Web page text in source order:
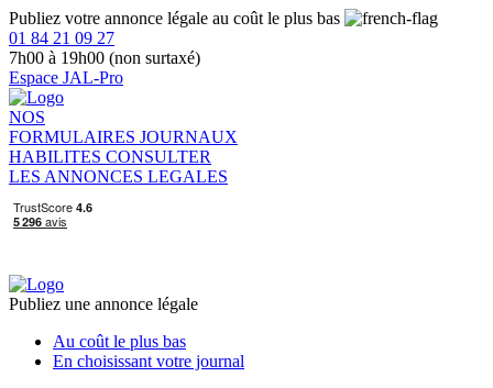
Publiez votre annonce légale au coût le plus bas
01 84 21 09 27
7h00 à 19h00 (non surtaxé)
Espace JAL-Pro
NOS
FORMULAIRES JOURNAUX
HABILITES CONSULTER
LES ANNONCES LEGALES
Publiez une annonce légale
Au coût le plus bas
En choisissant votre journal